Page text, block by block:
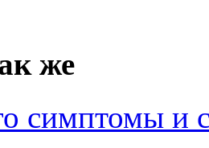
же
симптомы и